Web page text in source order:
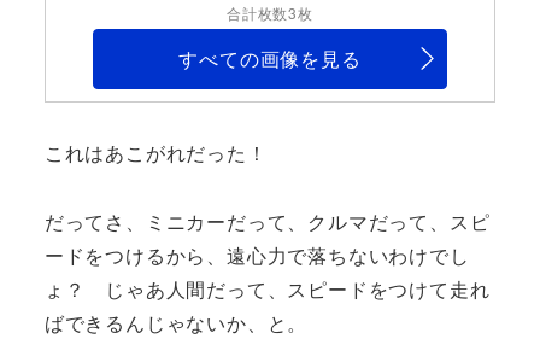
合計枚数3枚
すべての画像を見る
これはあこがれだった！
だってさ、ミニカーだって、クルマだって、スピ
ードをつけるから、遠心力で落ちないわけでし
ょ？ じゃあ人間だって、スピードをつけて走れ
ばできるんじゃないか、と。